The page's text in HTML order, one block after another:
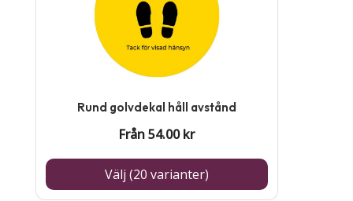
Rund golvdekal håll avstånd
Från54.00kr
Välj (20 varianter)
kan
väljas